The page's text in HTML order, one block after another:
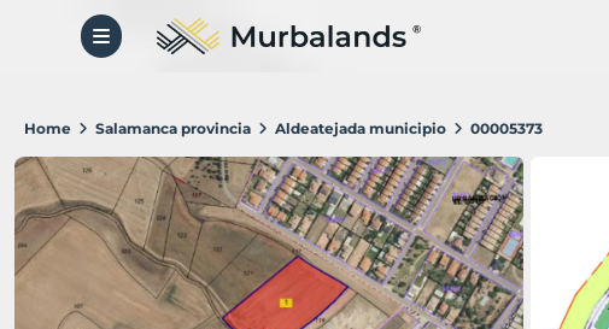
Home Salamanca provincia Aldeatejada municipio 00005373